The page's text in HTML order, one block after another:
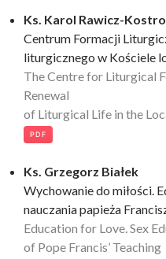
Ks. Karol Rawicz-Kostro
Centrum Formacji
liturgicznego w Kościele
The Centre for Liturgical
Renewal
of Liturgical Life in the
PDF
Ks. Grzegorz Białek
Wychowanie do miłości.
nauczania papieża
Education for Love. Sex
of Pope Francis’ Teaching